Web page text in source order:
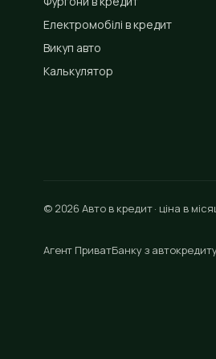
Електромобілі в кредит
Викуп авто
Калькулятор
© 2026 Авто в кредит · ціна в
Агент ПриватБанку з